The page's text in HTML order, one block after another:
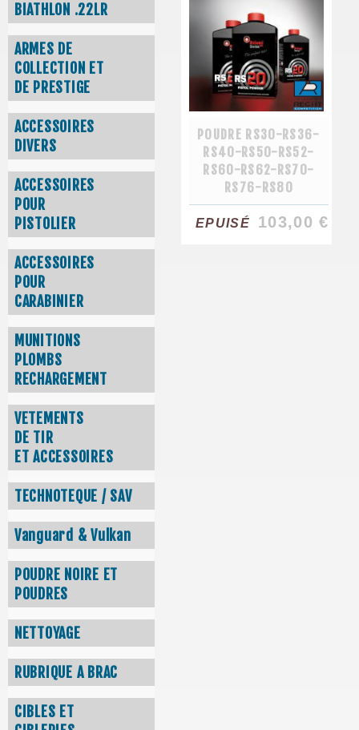
BIATHLON .22LR
ARMES DE
COLLECTION ET
DE PRESTIGE
ACCESSOIRES
DIVERS
ACCESSOIRES
POUR
PISTOLIER
ACCESSOIRES
POUR
CARABINIER
MUNITIONS
PLOMBS
RECHARGEMENT
VETEMENTS
DE TIR
ET ACCESSOIRES
TECHNOTEQUE / SAV
Vanguard & Vulkan
POUDRE NOIRE ET
POUDRES
NETTOYAGE
RUBRIQUE A BRAC
CIBLES ET
POUDRE RS30-RS36-
RS40-RS50-RS52-
RS60-RS62-RS70-
RS76-RS80
EPUISÉ 103,00 €